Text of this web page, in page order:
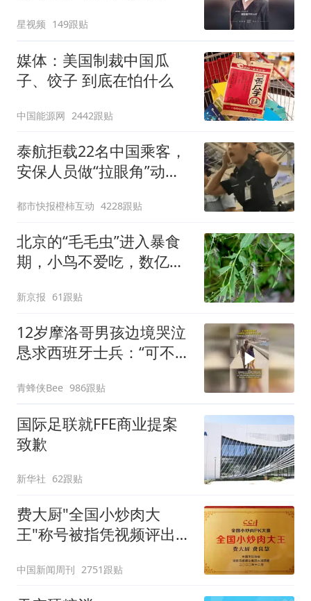
星视频 149跟贴
媒体：美国制裁中国瓜
子、饺子 到底在怕什么
中国能源网 2442跟贴
泰航拒载22名中国乘客，
安保人员做“拉眼角”动
拒绝登机决定由航司作
出；亲历者：曾承诺免费
改签但没兑现
都市快报橙柿互动 4228跟贴
北京的“毛毛虫”进入暴食
期，小鸟不爱吃，数亿头
新京报 61跟贴
12岁摩洛哥男孩边境哭泣
恳求西班牙士兵：“可不可
青蜂侠Bee 986跟贴
国际足联就FFE商业提案
致歉
新华社 62跟贴
费大厨"全国小炒肉大
王"称号被指凭视频评出
中国新闻周刊 2751跟贴